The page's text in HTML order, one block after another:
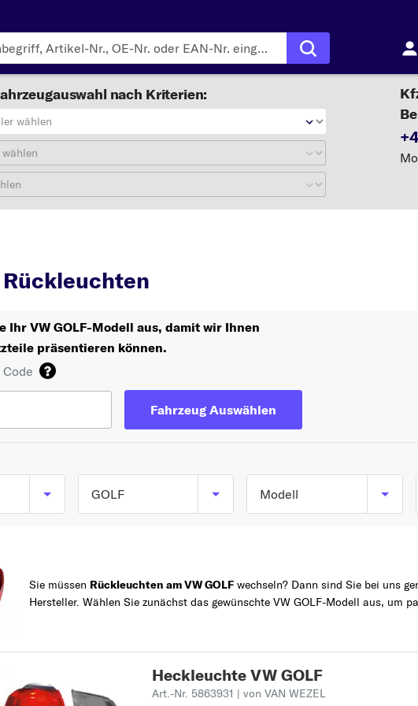
nach Kriterien:
wählen
Rückleuchten
Ihr VW GOLF-Modell aus, damit wir Ihnen
präsentieren können.
Fahrzeug Auswählen
GOLF
POLO
PASSAT
TIGUAN
AMAROK
Modell
GOLF I Cabriolet (155)
ab 01/1979 bis
GOLF II (19E, 1G1) ab
08/1983 bis 12/1992
GOLF III (1H1) ab
Sie müssen Rückleuchten am VW GOLF wechseln? Dann sind Sie bei uns
Hersteller. Wählen Sie zunächst das gewünschte VW GOLF-Modell aus, um
Heckleuchte VW GOLF
Art.-Nr. 5863931 | von VAN WEZEL